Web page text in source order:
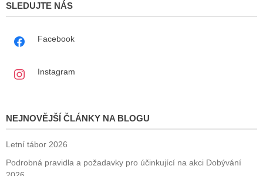
SLEDUJTE NÁS
Facebook
Instagram
NEJNOVĚJŠÍ ČLÁNKY NA BLOGU
Letní tábor 2026
Podrobná pravidla a požadavky pro účinkující na akci Dobývání